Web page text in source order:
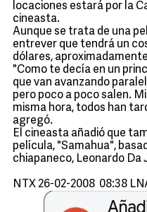
locaciones estará por la
cineasta.
Aunque se trata de una
entrever que tendrá un
dólares,
"Como te decía en un
que van avanzando
pero poco a poco salen.
misma hora, todos han
agregó.
El cineasta añadió que
película, "Samahua",
chiapaneco, Leonardo Da
NTX 26-02-2008 08:38